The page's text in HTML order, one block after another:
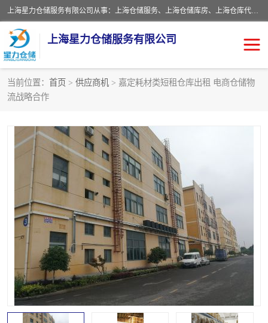
上海星力仓储服务有限公司从事：上海仓储服务、上海仓储库房、上海仓库代运营、上海仓库对外出租、上海仓库外包、上海三方仓储、上海电商仓储代发、上海电商代发货仓库、上海托管仓库、上海仓储配送。上海星力仓储服务有限公司现在拥有100个分仓、10万余平方的标准库房，精炼员工几百名，与几千家客户合作，公司已跻身上海仓储行业前列。欢迎来电咨询！
上海星力仓储服务有限公司
当前位置： 首页 > 供应商机 > 嘉定耗材类短租仓库出租 电商仓储物
流战略合作
上海仓库对外出租
上海仓储配送 上海仓库外包
上海仓库代运营 上海托管仓库
上海第三方仓储 上海仓储服务
仓储 上海电商代发货仓库
上海托管仓库